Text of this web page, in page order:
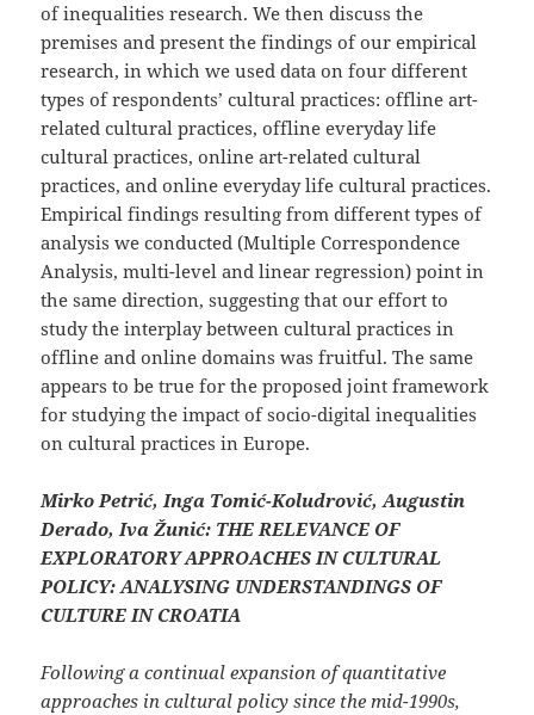
of inequalities research. We then discuss the
premises and present the findings of our empirical
research, in which we used data on four different
types of respondents’ cultural practices: offline art-
related cultural practices, offline everyday life
cultural practices, online art-related cultural
practices, and online everyday life cultural practices.
Empirical findings resulting from different types of
analysis we conducted (Multiple Correspondence
Analysis, multi-level and linear regression) point in
the same direction, suggesting that our effort to
study the interplay between cultural practices in
offline and online domains was fruitful. The same
appears to be true for the proposed joint framework
for studying the impact of socio-digital inequalities
on cultural practices in Europe.
Mirko Petrić, Inga Tomić-Koludrović, Augustin
Derado, Iva Žunić: THE RELEVANCE OF
EXPLORATORY APPROACHES IN CULTURAL
POLICY: ANALYSING UNDERSTANDINGS OF
CULTURE IN CROATIA
Following a continual expansion of quantitative
approaches in cultural policy since the mid-1990s,